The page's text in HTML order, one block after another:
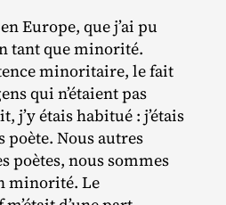
Europe, que j’ai pu
tant que minorité.
minoritaire, le fait
qui n’étaient pas
j’y étais habitué : j’étais
poète. Nous autres
poètes, nous sommes
minorité. Le